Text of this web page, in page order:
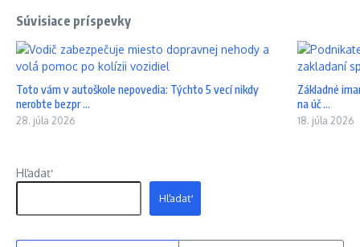
Súvisiace príspevky
Toto vám v autoškole nepovedia: Týchto 5 vecí nikdy
nerobte bezpr ...
28. júla 2026
Základné
na úč ...
18. júla 2026
Hľadať
Hľadať